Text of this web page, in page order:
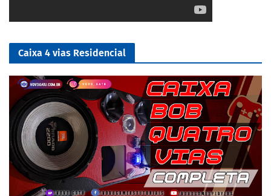
Caixa 4 vias Residencial